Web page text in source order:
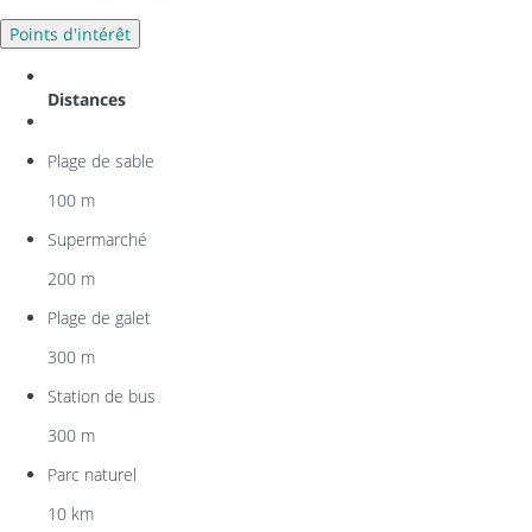
Points d'intérêt
Distances
Plage de sable
100 m
Supermarché
200 m
Plage de galet
300 m
Station de bus
300 m
Parc naturel
10 km